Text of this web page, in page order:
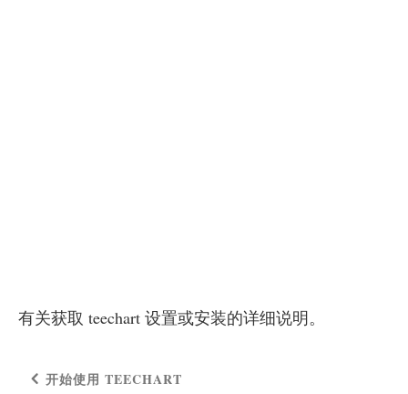
有关获取 teechart 设置或安装的详细说明。
开始使用 TEECHART